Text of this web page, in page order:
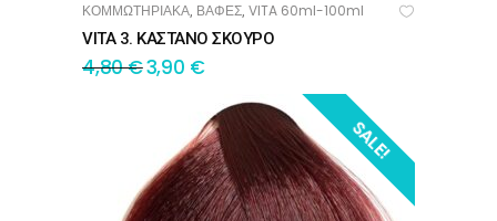
ΠΡΟΣΘΉΚΗ ΣΤΟ ΚΑΛΆΘΙ
ΚΟΜΜΩΤΗΡΙΑΚΑ, ΒΑΦΕΣ, VITA 60ml-100ml
VITA 3. ΚΑΣΤΑΝΟ ΣΚΟΥΡΟ
4,80€3,90 €
SALE!